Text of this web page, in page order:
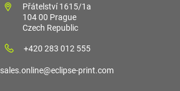
Přátelství 1615/1a
104 00 Prague
Czech Republic
+420 283 012 555
sales.online@eclipse-print.com